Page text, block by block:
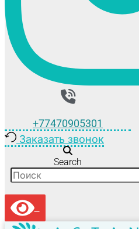
+77470905301
Заказать звонок
Search